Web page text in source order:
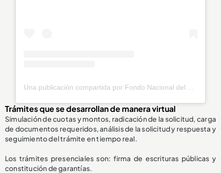
Trámites que se desarrollan de manera virtual
Simulación de cuotas y montos, radicación de la solicitud, carga
de documentos requeridos, análisis de la solicitud y respuesta y
seguimiento del trámite en tiempo real.
Los trámites presenciales son: firma de escrituras públicas y
constitución de garantías.